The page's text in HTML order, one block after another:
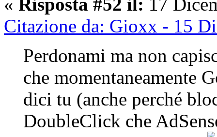
« Risposta #52 il: 17
Citazione da: Gioxx - 15
Perdonami ma non
che momentaneamente
dici tu (anche perché
DoubleClick che